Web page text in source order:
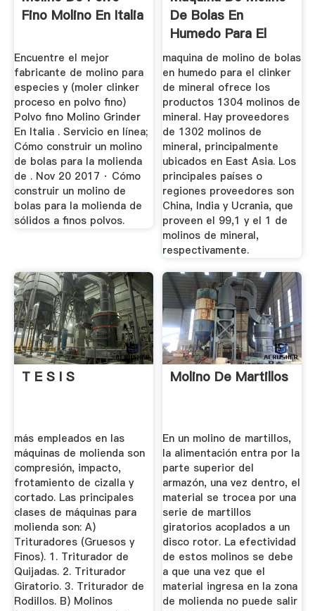
Fino Molino En Italia
Encuentre el mejor
fabricante de molino para
especies y (moler clinker
proceso en polvo fino)
Polvo fino Molino Grinder
En Italia . Servicio en línea;
Cómo construir un molino
de bolas para la molienda
de . Nov 20 2017 · Cómo
construir un molino de
bolas para la molienda de
sólidos a finos polvos.
De Bolas En
Humedo Para El
Clinker De ...
maquina de molino de bolas
en humedo para el clinker
de mineral ofrece los
productos 1304 molinos de
mineral. Hay proveedores
de 1302 molinos de
mineral, principalmente
ubicados en East Asia. Los
principales países o
regiones proveedores son
China, India y Ucrania, que
proveen el 99,1 y el 1 de
molinos de mineral,
respectivamente.
T E S I S
más empleados en las
máquinas de molienda son
compresión, impacto,
frotamiento de cizalla y
cortado. Las principales
clases de máquinas para
molienda son: A)
Trituradores (Gruesos y
Finos). 1. Triturador de
Quijadas. 2. Triturador
Giratorio. 3. Triturador de
Rodillos. B) Molinos
Molino De Martillos
En un molino de martillos,
la alimentación entra por la
parte superior del
armazón, una vez dentro, el
material se trocea por una
serie de martillos
giratorios acoplados a un
disco rotor. La efectividad
de estos molinos se debe
a que una vez que el
material ingresa en la zona
de molienda no puede salir